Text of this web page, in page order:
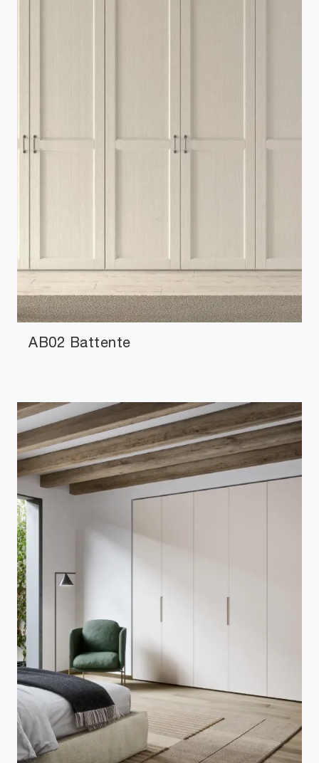
AB02 Battente